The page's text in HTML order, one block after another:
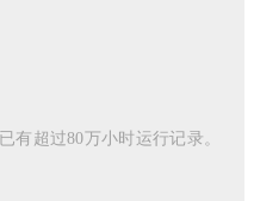
超过80万小时运行记录。